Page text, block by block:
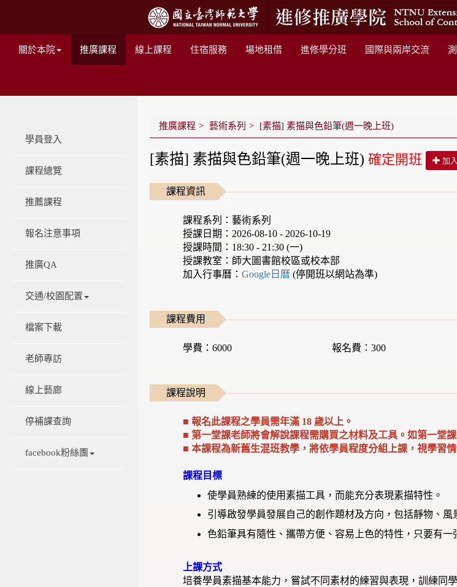
關於本院 推廣課程 線上課程 住宿服務 場地租借 進修學分班 國際與兩岸交流
學員登入
課程總覽
推薦課程
報名注意事項
推廣QA
交通/校園配置
檔案下載
老師專訪
線上藝廊
停補課查詢
facebook粉絲團
推廣課程 藝術系列 [素描] 素描與色鉛筆(週一晚上班)
[素描] 素描與色鉛筆(週一晚上班) 確定開班 加
課程資訊
課程系列：藝術系列
授課日期：2026-08-10 - 2026-10-19
授課時間：18:30 - 21:30 (一)
授課教室：師大圖書館校區或校本部
加入行事曆：Google日曆(停開班以網站為準)
課程費用
學費：6000 報名費：300
課程說明
■報名此課程之學員需年滿 18 歲以上 。
■ 第一堂課老師將會解說課程需購買之材料及工具。如第一堂
■本課程為新舊生混班教學，將依學員程度分組上課，視學習
課程目標
使學員熟練的使用素描工具，而能充分表現素描特性。
引導啟發學員發展自己的創作題材及方向，包括靜物、風
色鉛筆具有隨性、攜帶方便、容易上色的特性，只要有
上課方式
培養學員素描基本能力，嘗試不同素材的練習與表現，訓練同